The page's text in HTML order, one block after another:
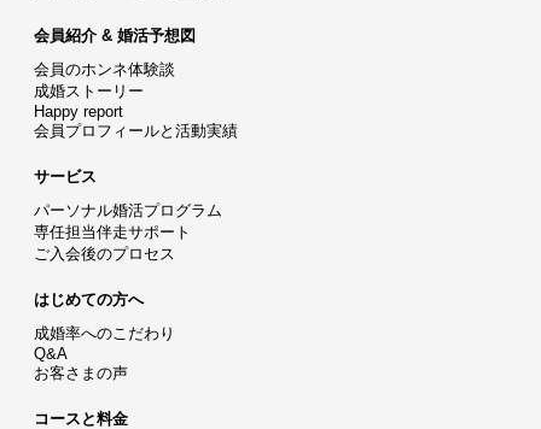
会員紹介 & 婚活予想図
会員のホンネ体験談
成婚ストーリー
Happy report
会員プロフィールと活動実績
サービス
パーソナル婚活プログラム
専任担当伴走サポート
ご入会後のプロセス
はじめての方へ
成婚率へのこだわり
Q&A
お客さまの声
コースと料金